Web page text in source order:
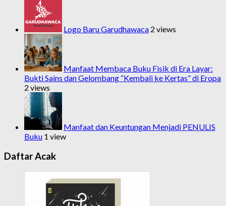
Logo Baru Garudhawaca 2 views
Manfaat Membaca Buku Fisik di Era Layar:
Bukti Sains dan Gelombang “Kembali ke Kertas” di Eropa
2 views
Manfaat dan Keuntungan Menjadi PENULIS
Buku 1 view
Daftar Acak